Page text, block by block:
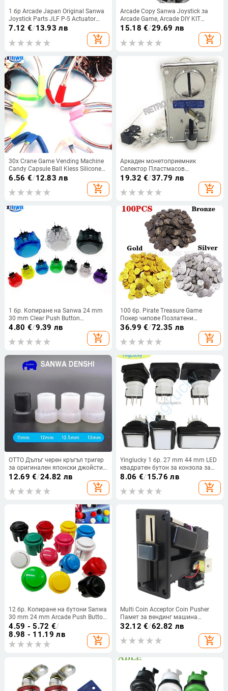
1 бр Arcade Japan Original Sanwa
Joystick Parts JLF P-5 Actuator
JLF-P-6 Pressure Spring Base
7.12 €/13.93 лв
add_shopping_cart
Arcade Copy Sanwa Joystick за
Arcade Game, Arcade DIY KIT
Controller, game box джойстик,
Raspberry Pi, Vending Machine, Neo
Geo
15.18 €/29.69 лв
add_shopping_cart
30x Crane Game Vending Machine
Candy Capsule Ball Kless Silicone
Claw Anti-Slip Sleeve Еластични
калъфи за крака Arcade Pinball
Parts
6.56 €/12.83 лв
add_shopping_cart
Аркаден монетоприемник
Селектор Пластмасов
електронен механизъм
Механизъм за игри Pandora
Вендинг машини Части за
19.32 €/37.79 лв
add_shopping_cart
1 бр. Копиране на Sanwa 24 mm
30 mm Clear Push Button
Microswitch Tablero Arcade Stick
Game Pandora Console Raspberry
Pi Hitbox Controller
4.80 €/9.39 лв
add_shopping_cart
100 бр. Pirate Treasure Game
Покер чипове Позлатени
пластмасови покер казино
36.99 €/72.35 лв
add_shopping_cart
OTTO Дълъг черен кръгъл тригер
за оригинален японски джойстик
Sanwa JLF TP 8YT Рокер за
12.69 €/24.82 лв
add_shopping_cart
Yinglucky 1 бр. 27 mm 44 mm LED
квадратен бутон за конзола за
аркадни игри с
микропревключвател, 28 mm
кръгъл бутон за аркадни игри с
8.06 €/15.76 лв
add_shopping_cart
12 бр. Копиране на бутони Sanwa
30 mm 24 mm Arcade Push Button
Switch Baolian Circle Buttons Micro
Switch For Arcade DIY Kit
4.59 - 5.72 €/
8.98 - 11.19 лв
add_shopping_cart
Multi Coin Acceptor Coin Pusher
Памет за вендинг машина
Аркадна игра Размяна на билети
32.12 €/62.82 лв
add_shopping_cart